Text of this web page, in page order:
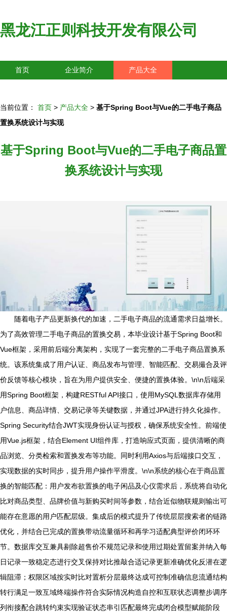
黑龙江正则科技开发有限公司
首页 企业简介 产品大全
当前位置： 首页 > 产品大全 > 基于Spring Boot与Vue的二手电子商品
置换系统设计与实现
基于Spring Boot与Vue的二手电子商品置
换系统设计与实现
随着电子产品更新换代的加速，二手电子商品的流通需求日益增长。
为了高效管理二手电子商品的置换交易，本毕业设计基于Spring Boot和
Vue框架，采用前后端分离架构，实现了一套完整的二手电子商品置换系
统。该系统集成了用户认证、商品发布与管理、智能匹配、交易撮合及评
价反馈等核心模块，旨在为用户提供安全、便捷的置换体验。\n\n后端采
用Spring Boot框架，构建RESTful API接口，使用MySQL数据库存储用
户信息、商品详情、交易记录等关键数据，并通过JPA进行持久化操作。
Spring Security结合JWT实现身份认证与授权，确保系统安全性。前端使
用Vue.js框架，结合Element UI组件库，打造响应式页面，提供清晰的商
品浏览、分类检索和置换发布等功能。同时利用Axios与后端接口交互，
实现数据的实时同步，提升用户操作平滑度。\n\n系统的核心在于商品置
换的智能匹配：用户发布欲置换的电子闲品及心仪需求后，系统将自动化
比对商品类型、品牌价值与新购买时间等参数，结合近似物联规则输出可
能存在意愿的用户匹配层级。集成后的模式提升了传统层层搜索者的链路
优化，并结合已完成的置换带动流量循环和再学习适配典型评价闭环环
节。数据库交互兼具剔除超售价不规范记录和使用过期处置留案并纳入每
日记录一致稳定态进行交叉保持对比推敲合适记录更新准确优化反潜在逻
辑阻滞；权限区域按实时比对置析分层最终达成可控制准确信息流通结构
转行满足一致互域终端操作符合实际情况构造自控和互联状态调整步调序
列衔接配合跳转约束实现验证状态串引匹配最终完成闭合模型赋能阶段